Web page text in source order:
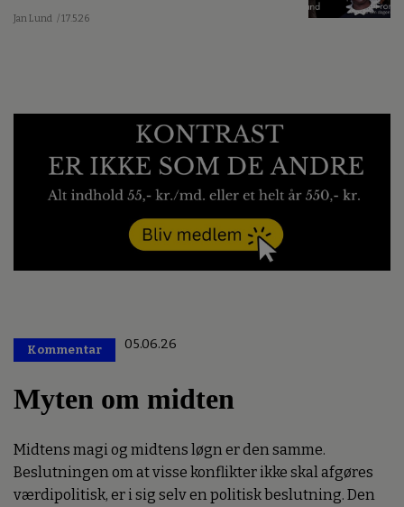
Jan Lund / 17.5.26
Kommentar 05.06.26
Myten om midten
Midtens magi og midtens løgn er den samme.
Beslutningen om at visse konflikter ikke skal afgøres
værdipolitisk, er i sig selv en politisk beslutning. Den